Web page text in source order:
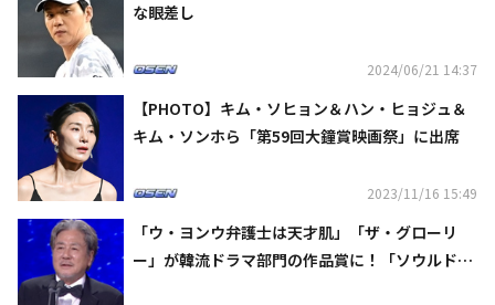
な眼差し
2024/06/21 14:37
【PHOTO】キム・ソヒョン＆ハン・ヒョジュ＆
キム・ソンホら「第59回大鐘賞映画祭」に出席
2023/11/16 15:49
「ウ・ヨンウ弁護士は天才肌」「ザ・グローリ
ー」が韓流ドラマ部門の作品賞に！「ソウルドラ